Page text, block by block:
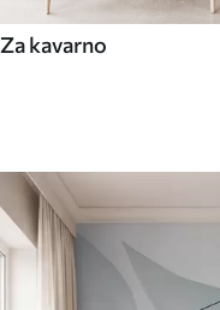
Za kavarno